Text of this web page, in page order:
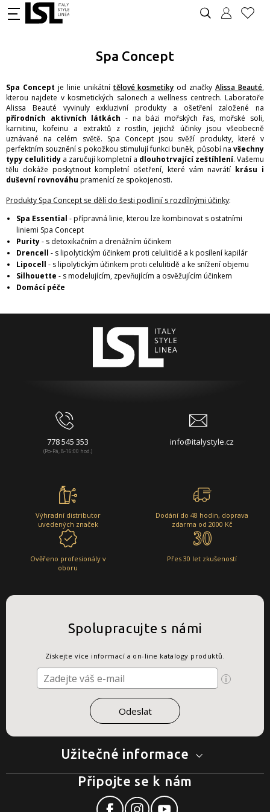
Spa Concept
Spa Concept je linie unikátnítělové kosmetiky od značkyAlissa Beauté,
kterou najdete v kosmetických salonech a wellness centrech. Laboratoře
Alissa Beauté vyvinuly exkluzivní produkty a ošetření založené na
přírodních aktivních látkách - na bázi mořských řas, mořské soli,
karnitinu, kofeinu a extraktů z rostlin, jejichž účinky jsou všeobecně
uznávané na celém světě. Spa Concept jsou svěží produkty, které v
perfektním souznění s pokožkou stimulují funkci buněk, působí na všechny
typy celulitidy a zaručují kompletní a dlouhotrvající zeštíhlení. Vašemu
tělu dokáže poskytnout kompletní ošetření, které vám navrátí krásu i
duševní rovnováhu pramenící ze spokojenosti.
Produkty Spa Concept se dělí do šesti podlinií s rozdílnými účinky:
Spa Essential - přípravná linie, kterou lze kombinovat s ostatními
liniemi Spa Concept
Purity- s detoxikačním a drenážním účinkem
Drencell - s lipolytickým účinkem proti celulitidě a k posílení kapilár
Lipocell - s lipolytickým účinkem proti celulitidě a ke snížení objemu
Silhouette - s modelujícím, zpevňujícím a osvěžujícím účinkem
Domácí péče
778 545 353
(Po-Pá, 8-16:00 hod.)
info@italystyle.cz
Výhradní distributor
uvedených značek
Dodání do 48 hodin, doprava
zdarma od 2000 Kč
Ověřeno profesionály v
oboru
Přes 30 let zkušeností
Užitečné informace
Spolupracujte s námi
Získejte více informací a on-line katalogy produktů.
Připojte se k nám